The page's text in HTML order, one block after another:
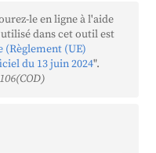
le en ligne à l'aide
dans cet outil est
(UE)
du 13 juin 2024".